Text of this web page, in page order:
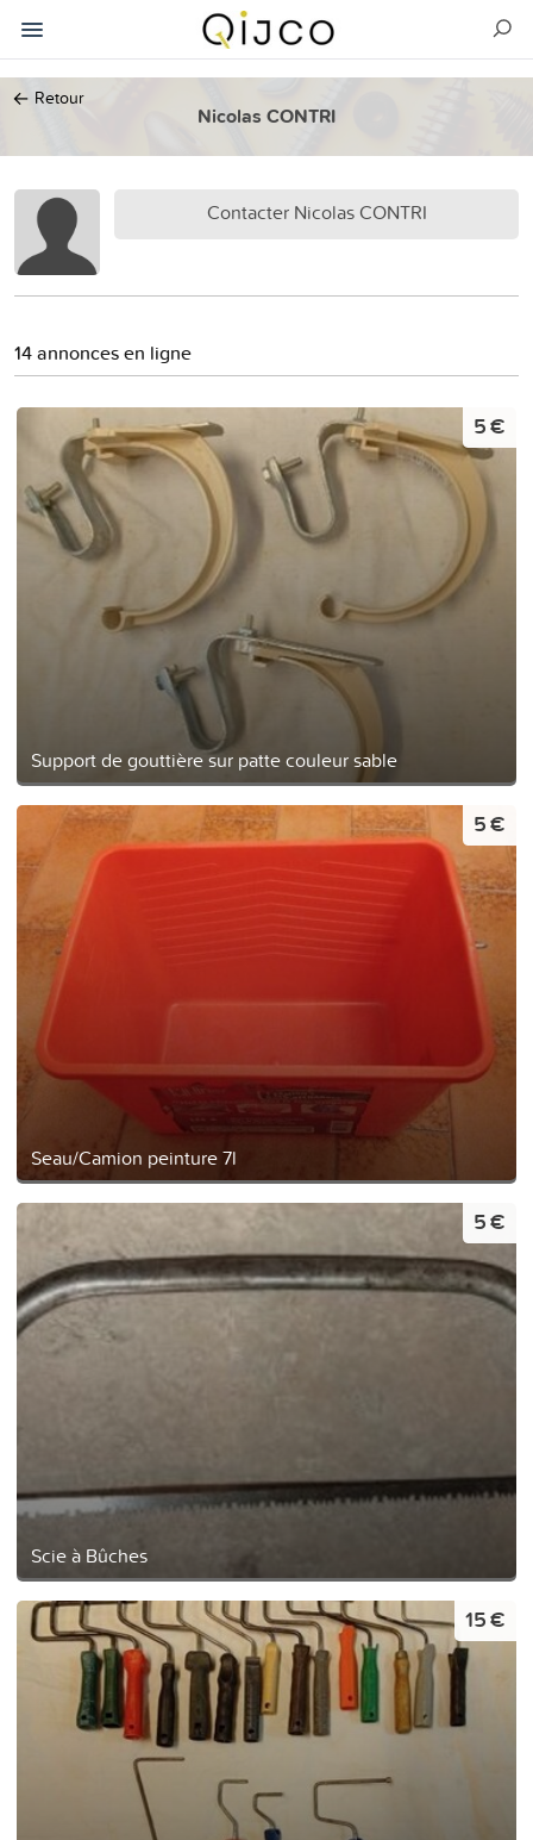
← Retour
Nicolas CONTRI
Contacter Nicolas CONTRI
14 annonces en ligne
Support de gouttière sur patte couleur sable
5 €
Seau/Camion peinture 7l
5 €
Scie à Bûches
5 €
15 €